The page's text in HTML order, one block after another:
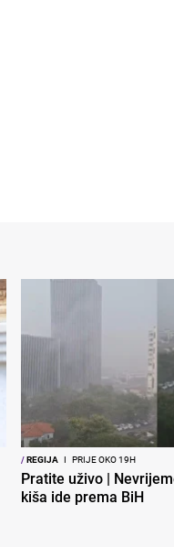
/REGIJA I PRIJE OKO 19H
Pratite uživo |
kiša ide prema BiH